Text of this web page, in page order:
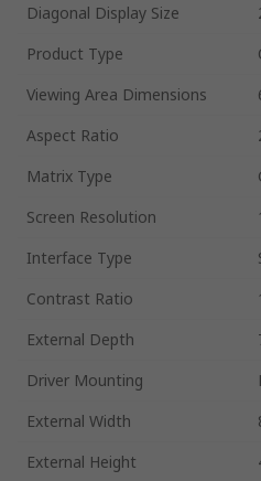
Diagonal Display Size
Product Type
Viewing Area Dimensions
Aspect Ratio
Matrix Type
Screen Resolution
Interface Type
Contrast Ratio
External Depth
Driver Mounting
External Width
External Height